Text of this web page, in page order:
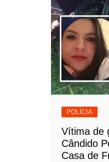
POLÍCIA
Vítima de
Cândido
Casa de